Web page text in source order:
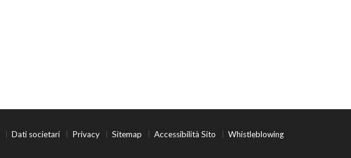
Dati societari Privacy Sitemap Accessibilità Sito Whistleblowing